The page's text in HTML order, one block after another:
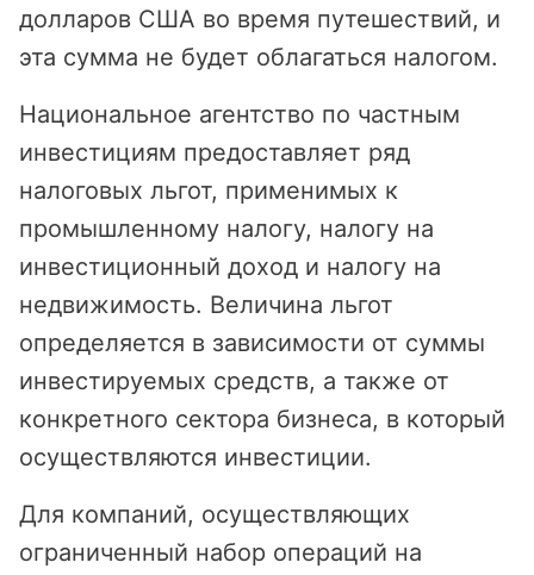
долларов США во время путешествий, и
эта сумма не будет облагаться налогом.
Национальное агентство по частным
инвестициям предоставляет ряд
налоговых льгот, применимых к
промышленному налогу, налогу на
инвестиционный доход и налогу на
недвижимость. Величина льгот
определяется в зависимости от суммы
инвестируемых средств, а также от
конкретного сектора бизнеса, в который
осуществляются инвестиции.
Для компаний, осуществляющих
ограниченный набор операций на